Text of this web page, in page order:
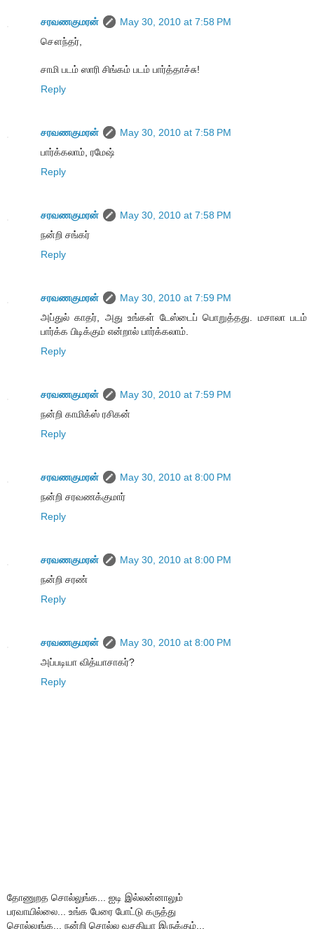
சரவணகுமரன்
May 30, 2010 at 7:58 PM
சௌந்தர்,
சாமி படம் ஸாரி சிங்கம் படம் பார்த்தாச்சு!
Reply
சரவணகுமரன்
May 30, 2010 at 7:58 PM
பார்க்கலாம், ரமேஷ்
Reply
சரவணகுமரன்
May 30, 2010 at 7:58 PM
நன்றி சங்கர்
Reply
சரவணகுமரன்
May 30, 2010 at 7:59 PM
அப்துல் காதர், அது உங்கள் டேஸ்டைப் பொறுத்தது. மசாலா படம்
பார்க்க பிடிக்கும் என்றால் பார்க்கலாம்.
Reply
சரவணகுமரன்
May 30, 2010 at 7:59 PM
நன்றி காமிக்ஸ் ரசிகன்
Reply
சரவணகுமரன்
May 30, 2010 at 8:00 PM
நன்றி சரவணக்குமார்
Reply
சரவணகுமரன்
May 30, 2010 at 8:00 PM
நன்றி சரண்
Reply
சரவணகுமரன்
May 30, 2010 at 8:00 PM
அப்படியா வித்யாசாகர்?
Reply
தோணுறத சொல்லுங்க... ஐடி இல்லன்னாலும்
பரவாயில்லை... உங்க பேரை போட்டு கருத்து
சொல்லுங்க... நன்றி சொல்ல வசதியா இருக்கும்...